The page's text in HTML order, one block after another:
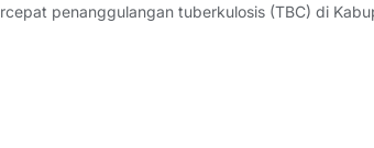
penanggulangan tuberkulosis (TBC) di
Rapat Koordinasi Tim Percepatan